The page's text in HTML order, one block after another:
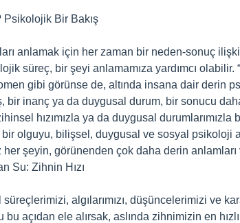
Psikolojik Bir Bakış
anlamak için her zaman bir neden-sonuç
süreç, bir şeyi anlamamıza yardımcı olabilir.
gibi görünse de, altında insana dair derin
bir inanç ya da duygusal durum, bir sonucu
hızımızla ya da duygusal
bir olguyu, bilişsel, duygusal ve sosyal psikoloji
şeyin, görünenden çok daha derin anlamları
Su: Zihnin Hızı
algılarımızı, düşüncelerimizi ve
bu açıdan ele alırsak, aslında zihnimizin en